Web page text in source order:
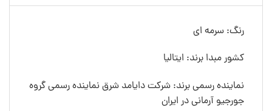
رنگ: سرمه ای
کشور مبدا برند: ایتالیا
نماینده رسمی برند: شرکت دایامد شرق نماینده رسمی گروه
جورجیو آرمانی در ایران